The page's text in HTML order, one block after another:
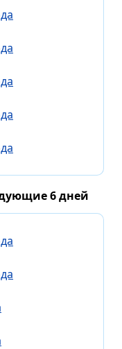
6 дней